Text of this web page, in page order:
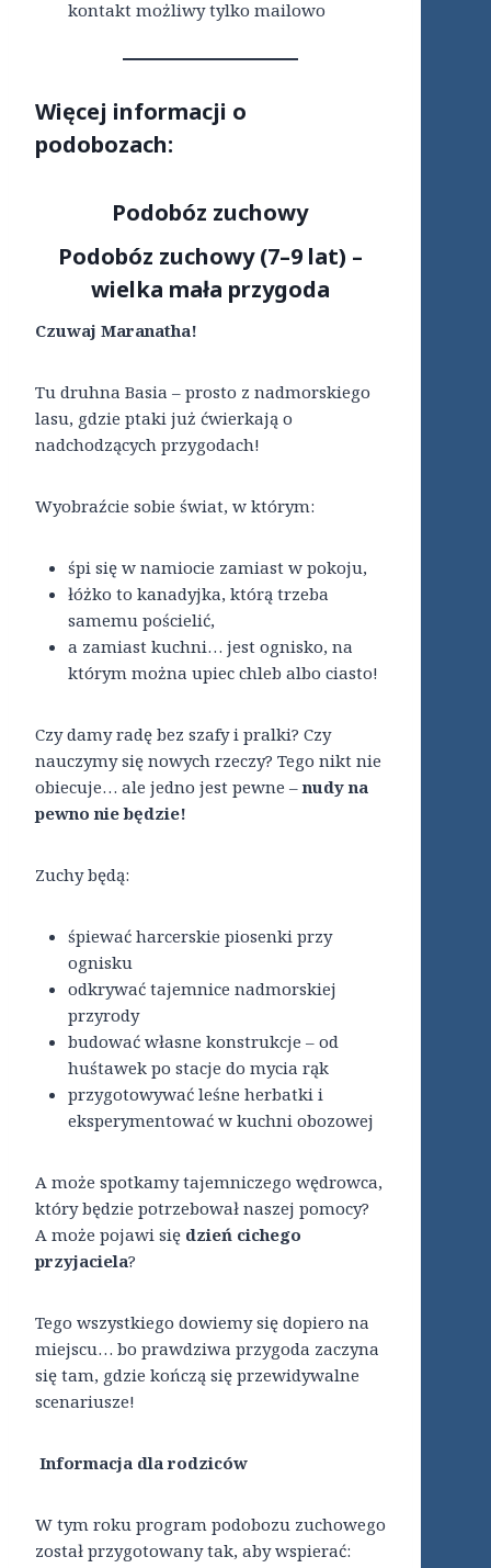
kontakt możliwy tylko mailowo
Więcej informacji o
podobozach:
Podobóz zuchowy
Podobóz zuchowy (7–9 lat) –
wielka mała przygoda
Czuwaj Maranatha!
Tu druhna Basia – prosto z nadmorskiego
lasu, gdzie ptaki już ćwierkają o
nadchodzących przygodach!
Wyobraźcie sobie świat, w którym:
śpi się w namiocie zamiast w pokoju,
łóżko to kanadyjka, którą trzeba
samemu pościelić,
a zamiast kuchni… jest ognisko, na
którym można upiec chleb albo ciasto!
Czy damy radę bez szafy i pralki? Czy
nauczymy się nowych rzeczy? Tego nikt nie
obiecuje… ale jedno jest pewne –nudy na
pewno nie będzie!
Zuchy będą:
śpiewać harcerskie piosenki przy
ognisku
odkrywać tajemnice nadmorskiej
przyrody
budować własne konstrukcje – od
huśtawek po stacje do mycia rąk
przygotowywać leśne herbatki i
eksperymentować w kuchni obozowej
A może spotkamy tajemniczego wędrowca,
który będzie potrzebował naszej pomocy?
A może pojawi się dzień cichego
przyjaciela?
Tego wszystkiego dowiemy się dopiero na
miejscu… bo prawdziwa przygoda zaczyna
się tam, gdzie kończą się przewidywalne
scenariusze!
Informacja dla rodziców
W tym roku program podobozu zuchowego
został przygotowany tak, aby wspierać: